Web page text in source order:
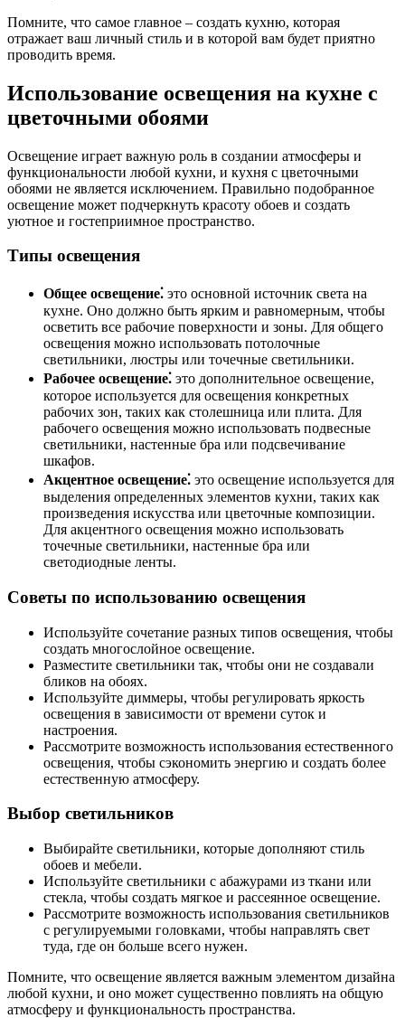
Помните, что самое главное ‒ создать кухню, которая
отражает ваш личный стиль и в которой вам будет приятно
проводить время.
Использование освещения на кухне с
цветочными обоями
Освещение играет важную роль в создании атмосферы и
функциональности любой кухни, и кухня с цветочными
обоями не является исключением. Правильно подобранное
освещение может подчеркнуть красоту обоев и создать
уютное и гостеприимное пространство.
Типы освещения
Общее освещение⁚ это основной источник света на
кухне. Оно должно быть ярким и равномерным, чтобы
осветить все рабочие поверхности и зоны. Для общего
освещения можно использовать потолочные
светильники, люстры или точечные светильники.
Рабочее освещение⁚ это дополнительное освещение,
которое используется для освещения конкретных
рабочих зон, таких как столешница или плита. Для
рабочего освещения можно использовать подвесные
светильники, настенные бра или подсвечивание
шкафов.
Акцентное освещение⁚ это освещение используется для
выделения определенных элементов кухни, таких как
произведения искусства или цветочные композиции.
Для акцентного освещения можно использовать
точечные светильники, настенные бра или
светодиодные ленты.
Советы по использованию освещения
Используйте сочетание разных типов освещения, чтобы
создать многослойное освещение.
Разместите светильники так, чтобы они не создавали
бликов на обоях.
Используйте диммеры, чтобы регулировать яркость
освещения в зависимости от времени суток и
настроения.
Рассмотрите возможность использования естественного
освещения, чтобы сэкономить энергию и создать более
естественную атмосферу.
Выбор светильников
Выбирайте светильники, которые дополняют стиль
обоев и мебели.
Используйте светильники с абажурами из ткани или
стекла, чтобы создать мягкое и рассеянное освещение.
Рассмотрите возможность использования светильников
с регулируемыми головками, чтобы направлять свет
туда, где он больше всего нужен.
Помните, что освещение является важным элементом дизайна
любой кухни, и оно может существенно повлиять на общую
атмосферу и функциональность пространства.